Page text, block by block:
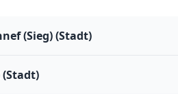
(Sieg) (Stadt)
(Stadt)